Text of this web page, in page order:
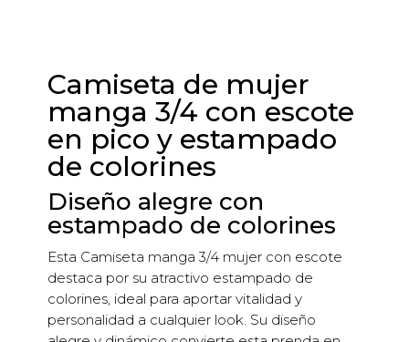
Camiseta de mujer
manga 3/4 con escote
en pico y estampado
de colorines
Diseño alegre con
estampado de colorines
Esta Camiseta manga 3/4 mujer con escote
destaca por su atractivo estampado de
colorines, ideal para aportar vitalidad y
personalidad a cualquier look. Su diseño